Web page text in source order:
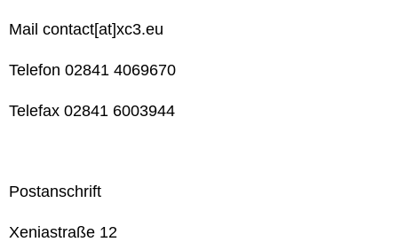
Mail contact[at]xc3.eu
Telefon 02841 4069670
Telefax 02841 6003944
Postanschrift
Xeniastraße 12